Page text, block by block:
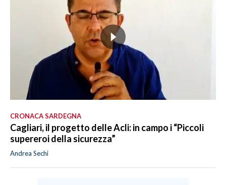
CRONACA SARDEGNA
Cagliari, il progetto delle Acli: in campo i “Piccoli
supereroi della sicurezza”
Andrea Sechi